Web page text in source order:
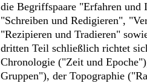
die Begriffspaare "Erfahren
"Schreiben und Redigieren",
"Rezipieren und Tradieren"
dritten Teil schließlich richtet
Chronologie ("Zeit und
Gruppen"), der Topographie